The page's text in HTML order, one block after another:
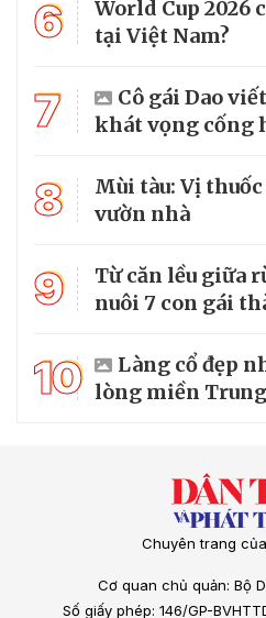
6
World Cup 2026
tại Việt Nam?
7
Cô gái Dao
khát vọng cống
8
Mùi tàu: Vị
vườn nhà
9
Từ căn lều giữa
nuôi 7 con gái
10
Làng cổ đẹp
lòng miền Trung
Chuyên trang
Cơ quan chủ quản: Bộ
Số giấy phép: 146/GP-